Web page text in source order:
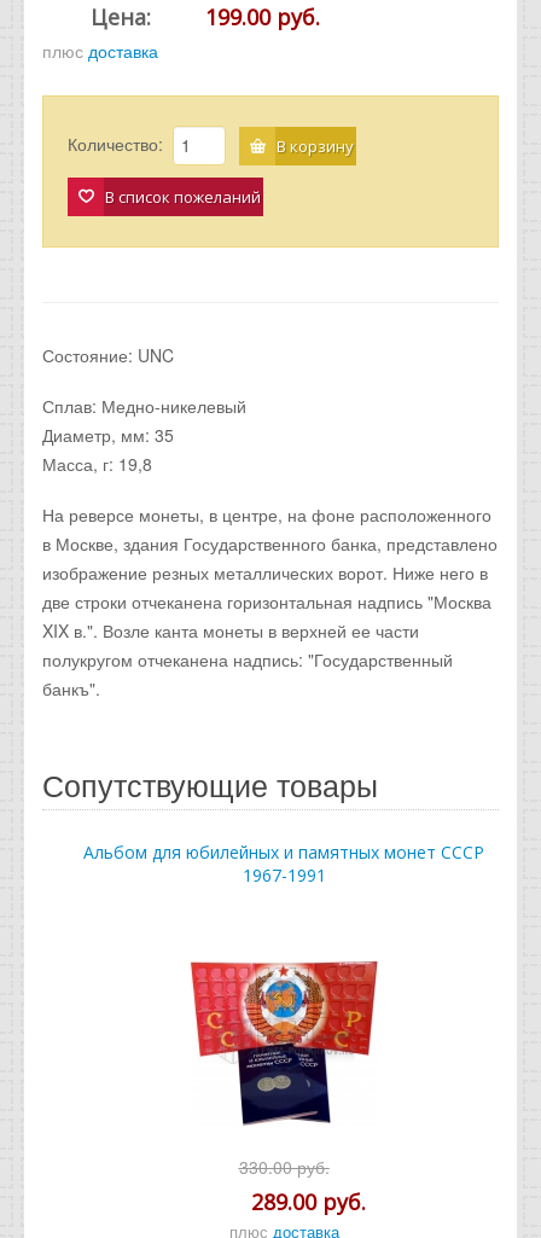
Цена: 199.00 руб.
плюс доставка
Количество: В корзину
В список пожеланий
Состояние: UNC
Сплав: Медно-никелевый
Диаметр, мм: 35
Масса, г: 19,8
На реверсе монеты, в центре, на фоне расположенного
в Москве, здания Государственного банка, представлено
изображение резных металлических ворот. Ниже него в
две строки отчеканена горизонтальная надпись "Москва
XIX в.". Возле канта монеты в верхней ее части
полукругом отчеканена надпись: "Государственный
банкъ".
Сопутствующие товары
Альбом для юбилейных и памятных монет СССР
1967-1991
330.00 руб.
289.00 руб.
плюс доставка